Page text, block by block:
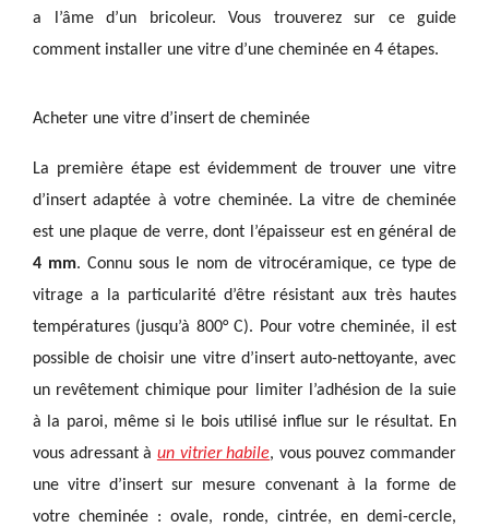
a l’âme d’un bricoleur. Vous trouverez sur ce guide
comment installer une vitre d’une cheminée en 4 étapes.
Acheter une vitre d’insert de cheminée
La première étape est évidemment de trouver une vitre
d’insert adaptée à votre cheminée. La vitre de cheminée
est une plaque de verre, dont l’épaisseur est en général de
4 mm. Connu sous le nom de vitrocéramique, ce type de
vitrage a la particularité d’être résistant aux très hautes
températures (jusqu’à 800° C). Pour votre cheminée, il est
possible de choisir une vitre d’insert auto-nettoyante, avec
un revêtement chimique pour limiter l’adhésion de la suie
à la paroi, même si le bois utilisé influe sur le résultat. En
vous adressant à un vitrier habile, vous pouvez commander
une vitre d’insert sur mesure convenant à la forme de
votre cheminée : ovale, ronde, cintrée, en demi-cercle,